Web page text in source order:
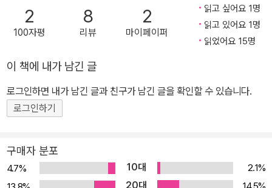
게 묻습니다. 무저항은 죄인가요?” 나약해서 아름다웠고, 슬프도록
순수했던 한 인간의 처절한 자기 고백 《인간 실격》은 주인공 오바 요
조가 자신의 삶에 대해 이야기하는 수기 형식으로 되어 있다. 주인공
믿지 못하고 세상과 인간에 대한 두려움을 간직한 채 살아간다. 누구
보다 순수했던 그는 그 순수함 때문에 세상에 적응하지 못한다. 특히
나 아무렇지도 않게 다른 이를 속이면서도 어떤 상처도 받지 않고 살
움을 느낀다. 하지만 그는 세상을 외면하지 못한다. 오히려 끊임없이
인간의 삶에 구애하며, 세상에 적응하려고 발버둥 치다가 결국 세상
에 배신당하고 인간으로서의 자격조차 박탈당한 채 파멸해 가고 만
2
100자평
8
리뷰
2
마이페이퍼
읽고 싶어요 1명
읽고 있어요 1명
읽었어요 15명
이 책에 내가 남긴 글
로그인하면 내가 남긴 글과 친구가 남긴 글을 확인할 수 있습니다.
로그인하기
구매자 분포
4.7% 10대
2.1%
20대